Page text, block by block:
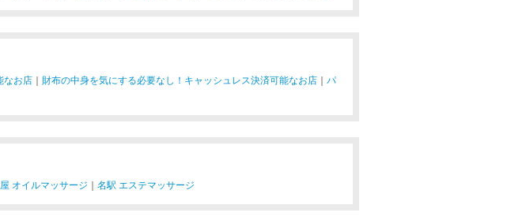
なお店 ｜ 財布の中身を気にする必要なし！キャッシュレス決済可能なお店 ｜ パ
オイルマッサージ ｜ 名駅 エステマッサージ